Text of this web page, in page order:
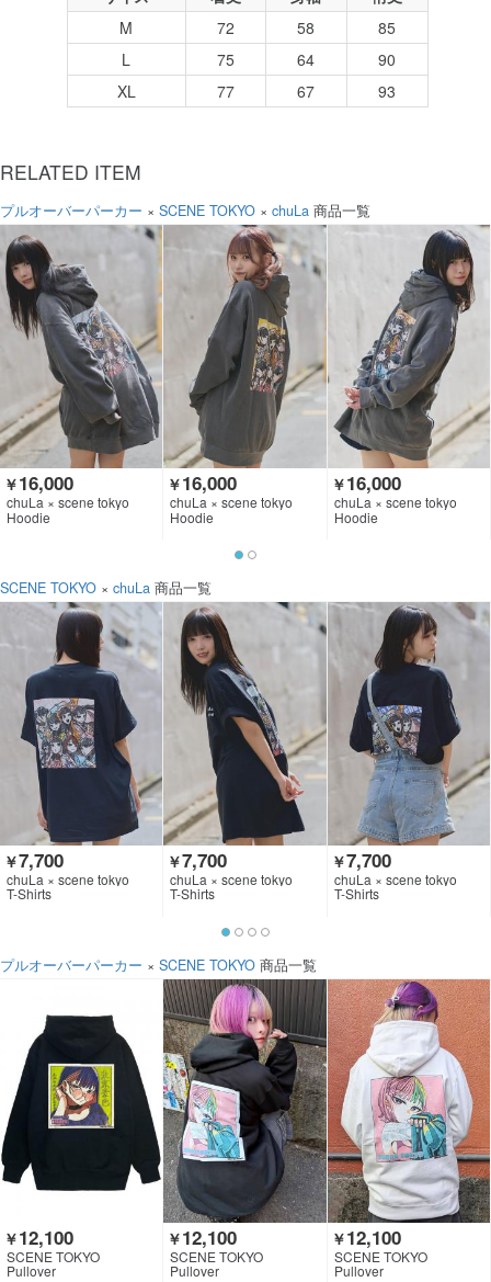
M
72 58
85
L
75 64
90
XL
77 67 93
RELATED ITEM
プルオーバーパーカー × SCENE TOKYO × chuLa 商品一覧
￥16,000
chuLa × scene tokyo
Hoodie
￥16,000
chuLa × scene tokyo
Hoodie
￥16,000
chuLa × scene tokyo
Hoodie
SCENE TOKYO × chuLa 商品一覧
￥7,700
chuLa × scene tokyo
T-Shirts
￥7,700
chuLa × scene tokyo
T-Shirts
￥7,700
chuLa × scene tokyo
T-Shirts
プルオーバーパーカー × SCENE TOKYO 商品一覧
￥12,100
SCENE TOKYO
Pullover
￥12,100
SCENE TOKYO
Pullover
￥12,100
SCENE TOKYO
Pullover